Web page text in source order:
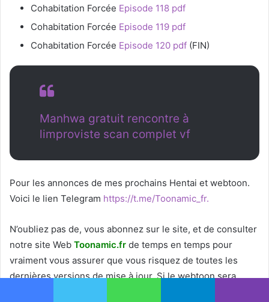
Cohabitation Forcée Episode 118 pdf
Cohabitation Forcée Episode 119 pdf
Cohabitation Forcée Episode 120 pdf (FIN)
Manhwa gratuit rencontre à
limproviste scan complet vf
Pour les annonces de mes prochains Hentai et webtoon.
Voici le lien Telegram https://t.me/Toonamic_fr.
N’oubliez pas de, vous abonnez sur le site, et de consulter
notre site Web Toonamic.fr de temps en temps pour
vraiment vous assurer que vous risquez de toutes les
dernières versions de mise à jour. Si le webtoon sera